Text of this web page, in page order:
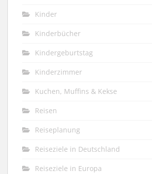
Kinder
Kinderbücher
Kindergeburtstag
Kinderzimmer
Kuchen, Muffins & Kekse
Reisen
Reiseplanung
Reiseziele in Deutschland
Reiseziele in Europa